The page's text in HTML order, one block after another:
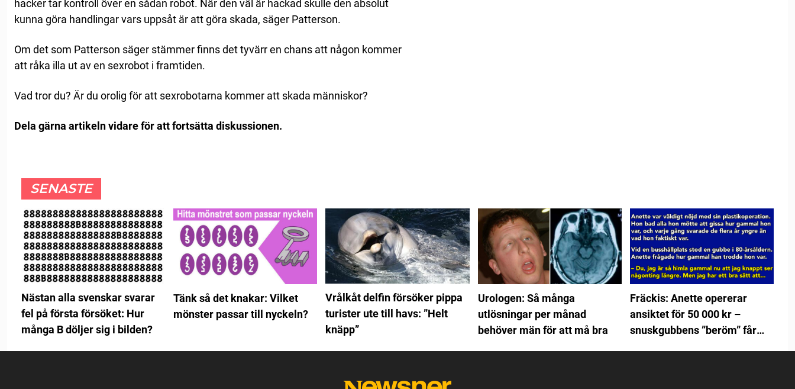
hacker tar kontroll över en sådan robot. När den väl är hackad skulle den absolut
kunna göra handlingar vars uppsåt är att göra skada, säger Patterson.
Om det som Patterson säger stämmer finns det tyvärr en chans att någon kommer
att råka illa ut av en sexrobot i framtiden.
Vad tror du? Är du orolig för att sexrobotarna kommer att skada människor?
Dela gärna artikeln vidare för att fortsätta diskussionen.
SENASTE
Nästan alla svenskar svarar
fel på första försöket: Hur
många B döljer sig i bilden?
Tänk så det knakar: Vilket
mönster passar till nyckeln?
Vrålkåt delfin försöker pippa
turister ute till havs: ”Helt
knäpp”
Urologen: Så många
utlösningar per månad
behöver män för att må bra
Fräckis: Anette opererar
ansiktet för 50 000 kr –
snuskgubbens ”beröm” får